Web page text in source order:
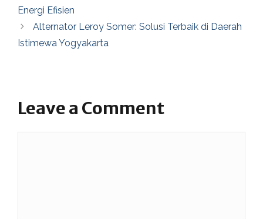
Energi Efisien
Alternator Leroy Somer: Solusi Terbaik di Daerah
Istimewa Yogyakarta
Leave a Comment